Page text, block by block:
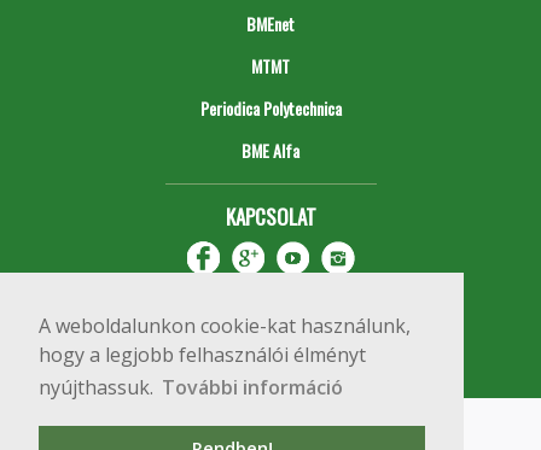
A weboldalunkon cookie-kat használunk,
hogy a legjobb felhasználói élményt
nyújthassuk. További információ
BMEnet
MTMT
Periodica Polytechnica
BME Alfa
KAPCSOLAT
Copyright © 2020 BME Építőmérnöki Kar